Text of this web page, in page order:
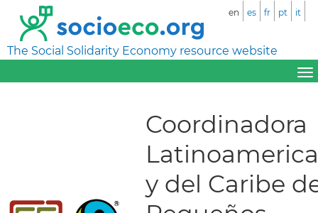
The Social Solidarity Economy resource website
en es fr pt it
Coordinadora
y del Caribe